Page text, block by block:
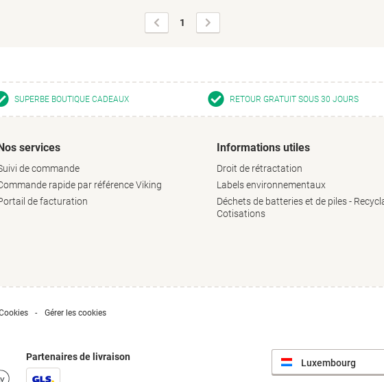
Page
précédente
1
suivante
SUPERBE BOUTIQUE CADEAUX RETOUR GRATUIT SOUS 30 JOURS
services
de commande
rapide par référence Viking
de facturation
Informations utiles
Droit de rétractation
Labels environnementaux
Déchets de batteries et de piles -
Cotisations
Gérer les cookies
Partenaires de livraison
Luxembourg